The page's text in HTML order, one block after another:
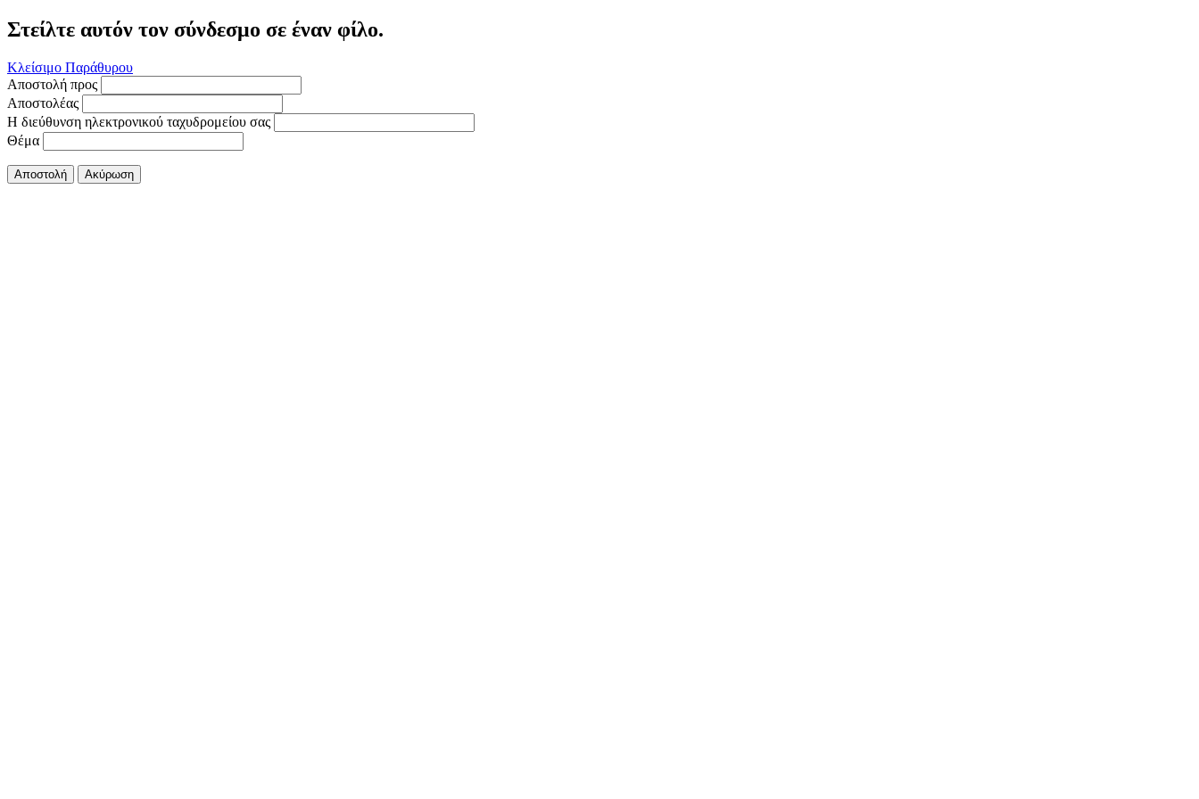
Στείλτε αυτόν τον σύνδεσμο σε έναν φίλο.
Κλείσιμο Παράθυρου
Αποστολή προς
Αποστολέας
Η διεύθυνση ηλεκτρονικού ταχυδρομείου σας
Θέμα
Αποστολή Ακύρωση